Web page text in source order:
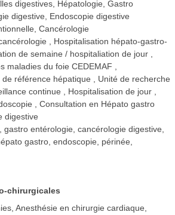
digestives, Hépatologie, Gastro
digestive, Endoscopie digestive
Cancérologie
Hospitalisation hépato-gastro-
de semaine / hospitaliation de jour
maladies du foie CEDEMAF
de référence hépatique
Unité de recherche
continue
Hospitalisation de jour
Consultation en Hépato gastro
digestive
gastro entérologie, cancérologie digestive,
gastro, endoscopie, périnée,
chirurgicales
Anesthésie en chirurgie cardiaque,